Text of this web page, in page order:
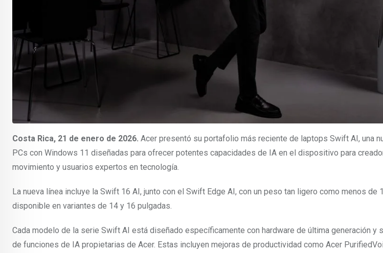
Costa Rica, 21 de enero de 2026. Acer presentó su portafolio más reciente de laptops Swift AI, una
PCs con Windows 11 diseñadas para ofrecer potentes capacidades de IA en el dispositivo para
movimiento y usuarios expertos en tecnología.
La nueva línea incluye la Swift 16 AI, junto con el Swift Edge AI, con un peso tan ligero como menos de
disponible en variantes de 14 y 16 pulgadas.
Cada modelo de la serie Swift AI está diseñado específicamente con hardware de última generación y
de funciones de IA propietarias de Acer. Estas incluyen mejoras de productividad como Acer